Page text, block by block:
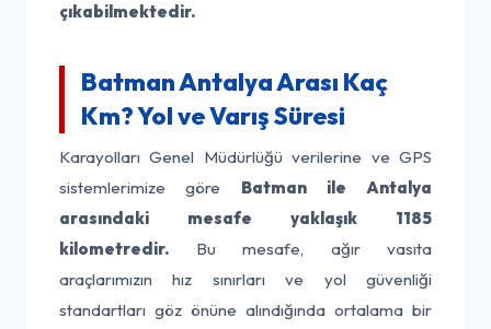
çıkabilmektedir.
Batman Antalya Arası Kaç
Km? Yol ve Varış Süresi
Karayolları Genel Müdürlüğü verilerine ve GPS
sistemlerimize göre Batman ile Antalya
arasındaki mesafe yaklaşık 1185
kilometredir. Bu mesafe, ağır vasıta
araçlarımızın hız sınırları ve yol güvenliği
standartları göz önüne alındığında ortalama bir